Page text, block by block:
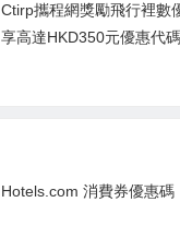
Ctirp攜程網獎勵飛行裡數
享高達HKD350元優惠代碼
Hotels.com 消費券優惠碼